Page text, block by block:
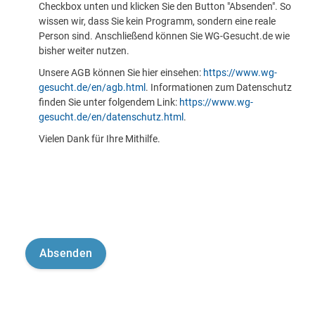
Checkbox unten und klicken Sie den Button "Absenden". So
wissen wir, dass Sie kein Programm, sondern eine reale
Person sind. Anschließend können Sie WG-Gesucht.de wie
bisher weiter nutzen.
Unsere AGB können Sie hier einsehen: https://www.wg-
gesucht.de/en/agb.html . Informationen zum Datenschutz
finden Sie unter folgendem Link: https://www.wg-
gesucht.de/en/datenschutz.html .
Vielen Dank für Ihre Mithilfe.